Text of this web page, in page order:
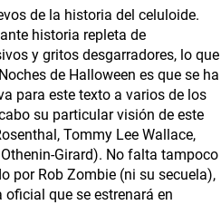
de la historia del celuloide.
historia repleta de
y gritos desgarradores, lo que
de Halloween es que se ha
para este texto a varios de los
su particular visión de este
Tommy Lee Wallace,
Girard). No falta tampoco
por Rob Zombie (ni su secuela),
que se estrenará en